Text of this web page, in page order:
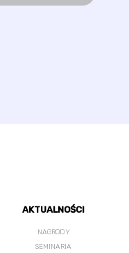
AKTUALNOŚCI
NAGRODY
SEMINARIA